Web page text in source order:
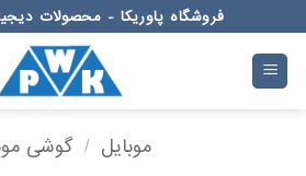
to
content
فروشگاه پاوریکا - محصولات
موبایل / گوشی